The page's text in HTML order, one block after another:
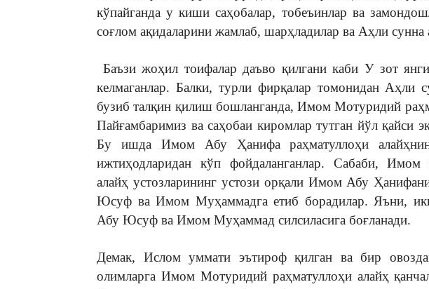
кўпайганда у киши саҳобалар, тобеъинлар ва
соғлом ақидаларини жамлаб, шарҳладилар ва Аҳли сунна
Баъзи жоҳил тоифалар даъво қилгани каби У зот
келмаганлар. Балки, турли фирқалар томонидан Аҳли
бузиб талқин қилиш бошланганда, Имом Мотуридий
Пайғамбаримиз ва саҳобаи киромлар тутган йўл қайси
Бу ишда Имом Абу Ҳанифа раҳматуллоҳи
ижтиҳодларидан кўп фойдаланганлар. Сабаби, Имом
алайҳ устозларининг устози орқали Имом Абу
Юсуф ва Имом Муҳаммадга етиб борадилар. Яъни,
Абу Юсуф ва Имом Муҳаммад силсиласига боғланади.
Демак, Ислом уммати эътироф қилган ва бир
олимларга Имом Мотуридий раҳматуллоҳи алайҳ